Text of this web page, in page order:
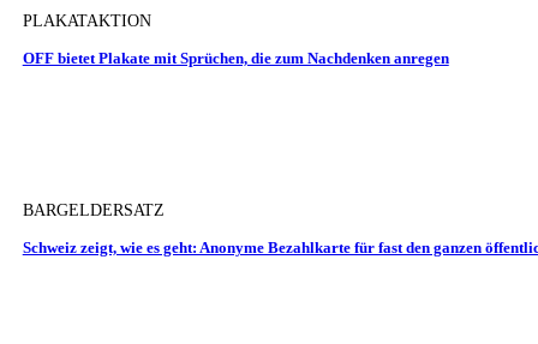
PLAKATAKTION
OFF bietet Plakate mit Sprüchen, die zum Nachdenken anregen
BARGELDERSATZ
Schweiz zeigt, wie es geht: Anonyme Bezahlkarte für fast den ganzen